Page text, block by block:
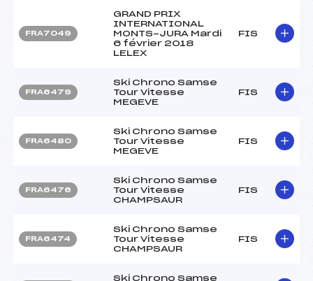
FRA7049
GRAND PRIX
INTERNATIONAL
MONTS-JURA Mardi
6 février 2018
LELEX
FIS
FRA6479
Ski Chrono Samse
Tour Vitesse
MEGEVE
FIS
FRA6480
Ski Chrono Samse
Tour Vitesse
MEGEVE
FIS
FRA6476
Ski Chrono Samse
Tour Vitesse
CHAMPSAUR
FIS
FRA6474
Ski Chrono Samse
Tour Vitesse
CHAMPSAUR
FIS
Ski Chrono Samse